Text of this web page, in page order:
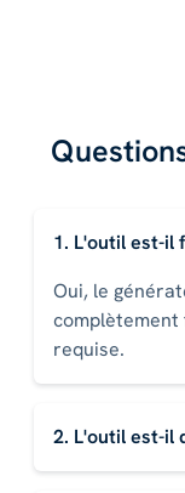
1. L'outil est-il
Oui, le
complètement
requise.
2. L'outil est-il